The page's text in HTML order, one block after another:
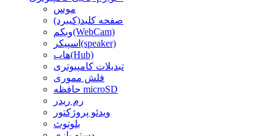
موس
صفحه کلید(کیبرد)
وبکم(WebCam)
اسپیکر(speaker)
هاب(Hub)
تبدیلات کامپیوتری
فلش مموری
حافظه microSD
رم ریدر
ویدئو پروژکتور
بلوتوث